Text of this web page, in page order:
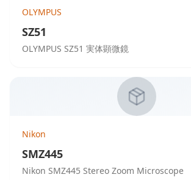
OLYMPUS
SZ51
OLYMPUS SZ51 実体顕微鏡
Nikon
SMZ445
Nikon SMZ445 Stereo Zoom Microscope